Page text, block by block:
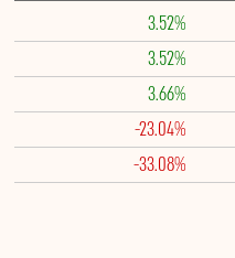
3.52%
3.52%
3.66%
-23.04%
-33.08%